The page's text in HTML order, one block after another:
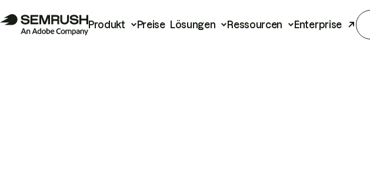
Produkt Preise Lösungen Ressourcen Enterprise